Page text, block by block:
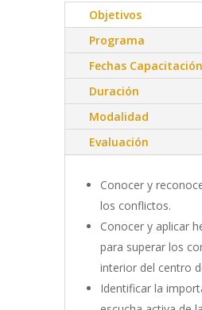
Objetivos
Programa
Fechas Capacitación
Duración
Modalidad
Evaluación
Conocer y
los conflictos.
Conocer y aplicar
para superar los
interior del centro
Identificar la